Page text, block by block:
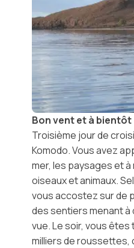
Bon vent et à bientôt
Troisième jour de
Komodo. Vous avez
mer, les paysages et
oiseaux et animaux.
vous accostez sur de
des sentiers menant
vue. Le soir, vous êtes
milliers de roussettes,